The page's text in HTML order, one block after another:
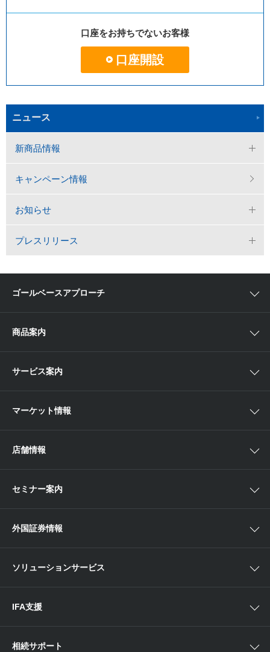
口座をお持ちでないお客様
口座開設
ニュース
新商品情報
キャンペーン情報
お知らせ
プレスリリース
ゴールベースアプローチ
αポート
商品案内
欧米株
ETF・ETN・REIT
ラップサービス
新商品情報
サービス案内
取引ツール
各種お手続き
便利なサービス
当社サービスのご利用にあたって
マーケット情報
店舗情報
近畿
セミナー案内
外国証券情報
ソリューションサービス
IFA支援
相続サポート